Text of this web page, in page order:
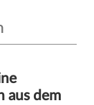
aus dem